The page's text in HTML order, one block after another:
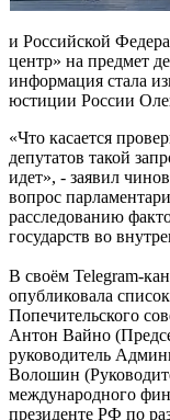
и Российской
центр» на предмет
информация стала
юстиции России
«Что касается
депутатов такой
идет», - заявил
вопрос
расследованию
государств во
В своём Telegram-
опубликовала
Попечительского
Антон Вайно
руководитель
Волошин
международного
президенте РФ по